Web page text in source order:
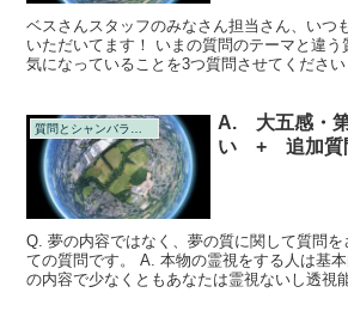
ベスさんスタッフのみなさん担当さん、いつ
いただいてます！ いまの質問のテーマと違
気になっていることを3つ質問させてくださ
頃、寝ているときに幽体離脱のようになり、
質問とシャンバラの回答
A. 大五感・
い + 追加質
Q. 夢の内容ではなく、夢の質に関して質問を
ての質問です。 A. 本物の霊視をする人は基
の内容で少なくともあなたは霊視ないし透視
力は遺伝です。 との事でしたが、 ★視える